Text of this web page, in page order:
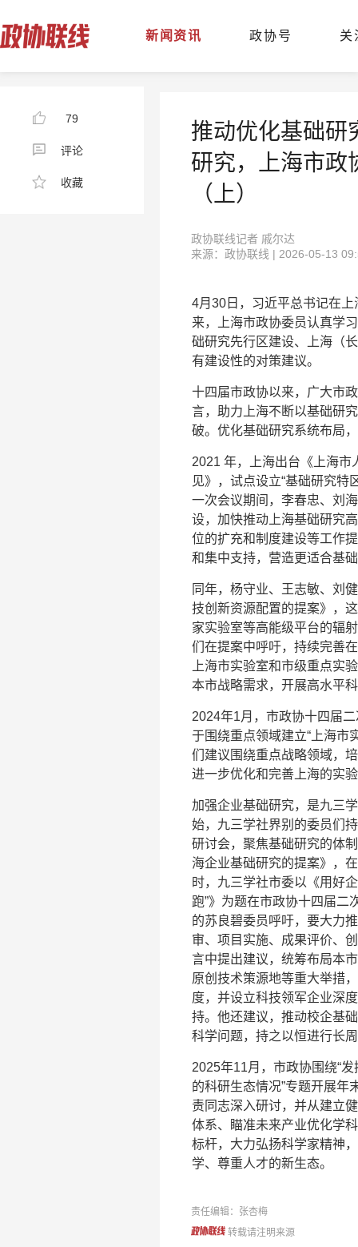
新闻资讯 政协号 关
79
评论
收藏
推动优化基础
研究，上海市政
（上）
政协联线记者 戚尔达
来源：政协联线 | 2026-05-13
4月30日，习近平总书记在
来，上海市政协委员认真学
础研究先行区建设、上海（
有建设性的对策建议。
十四届市政协以来，广大市
言，助力上海不断以基础研
破。优化基础研究系统布局
2021 年，上海出台《上海
见》，试点设立“基础研究特
一次会议期间，李春忠、刘
设，加快推动上海基础研究
位的扩充和制度建设等工作
和集中支持，营造更适合基
同年，杨守业、王志敏、刘
技创新资源配置的提案》，
家实验室等高能级平台的辐
们在提案中呼吁，持续完善
上海市实验室和市级重点实
本市战略需求，开展高水平
2024年1月，市政协十四届
于围绕重点领域建立“上海市
们建议围绕重点战略领域，
进一步优化和完善上海的实
加强企业基础研究，是九三
始，九三学社界别的委员们
研讨会，聚焦基础研究的体
海企业基础研究的提案》，
时，九三学社市委以《用好
跑”》为题在市政协十四届二
的苏良碧委员呼吁，要大力
审、项目实施、成果评价、
言中提出建议，统筹布局本
原创技术策源地等重大举措
度，并设立科技领军企业深
持。他还建议，推动校企基
科学问题，持之以恒进行长
2025年11月，市政协围绕“
的科研生态情况”专题开展年
责同志深入研讨，并从建立
体系、瞄准未来产业优化学
标杆，大力弘扬科学家精神
学、尊重人才的新生态。
责任编辑：张杏梅
转载请注明来源